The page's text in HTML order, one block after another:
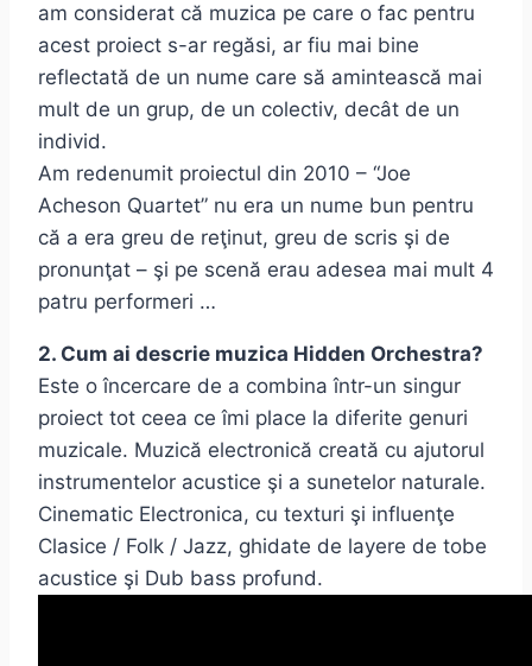
am considerat că muzica pe care o fac pentru
acest proiect s-ar regăsi, ar fiu mai bine
reflectată de un nume care să amintească mai
mult de un grup, de un colectiv, decât de un
individ.
Am redenumit proiectul din 2010 – “Joe
Acheson Quartet” nu era un nume bun pentru
că a era greu de reţinut, greu de scris şi de
pronunţat – şi pe scenă erau adesea mai mult 4
patru performeri …
2. Cum ai descrie muzica Hidden Orchestra?
Este o încercare de a combina într-un singur
proiect tot ceea ce îmi place la diferite genuri
muzicale. Muzică electronică creată cu ajutorul
instrumentelor acustice şi a sunetelor naturale.
Cinematic Electronica, cu texturi şi influenţe
Clasice / Folk / Jazz, ghidate de layere de tobe
acustice şi Dub bass profund.